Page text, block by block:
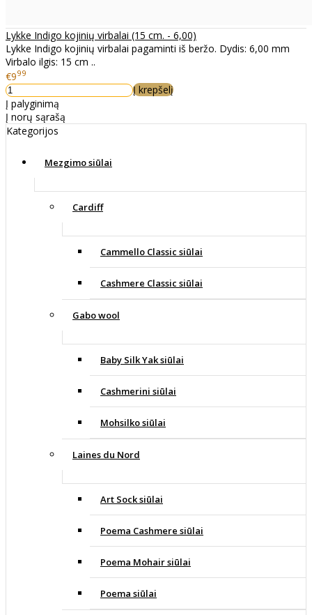
Lykke Indigo kojinių virbalai (15 cm. - 6,00)
Lykke Indigo kojinių virbalai pagaminti iš beržo. Dydis: 6,00 mm
Virbalo ilgis: 15 cm ..
€999
Į krepšelį
Į palyginimą
Į norų sąrašą
Kategorijos
Mezgimo siūlai
Cardiff
Cammello Classic siūlai
Cashmere Classic siūlai
Gabo wool
Baby Silk Yak siūlai
Cashmerini siūlai
Mohsilko siūlai
Laines du Nord
Art Sock siūlai
Poema Cashmere siūlai
Poema Mohair siūlai
Poema siūlai